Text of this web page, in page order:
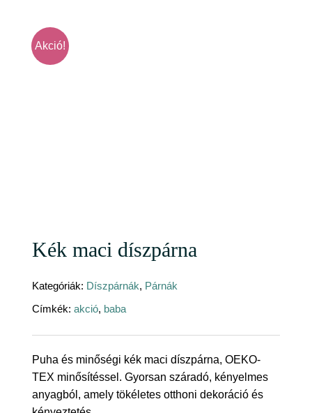
Akció!
Kék maci díszpárna
Kategóriák: Díszpárnák, Párnák
Címkék: akció, baba
Puha és minőségi kék maci díszpárna, OEKO-
TEX minősítéssel. Gyorsan száradó, kényelmes
anyagból, amely tökéletes otthoni dekoráció és